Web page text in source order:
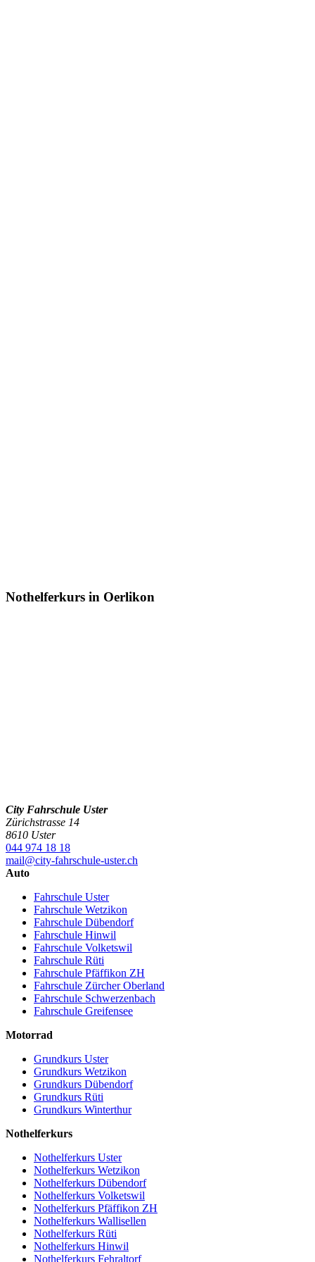
Nothelferkurs in Oerlikon
City Fahrschule Uster
Zürichstrasse 14
8610 Uster
044 974 18 18
mail@city-fahrschule-uster.ch
Auto
Fahrschule Uster
Fahrschule Wetzikon
Fahrschule Dübendorf
Fahrschule Hinwil
Fahrschule Volketswil
Fahrschule Rüti
Fahrschule Pfäffikon ZH
Fahrschule Zürcher Oberland
Fahrschule Schwerzenbach
Fahrschule Greifensee
Motorrad
Grundkurs Uster
Grundkurs Wetzikon
Grundkurs Dübendorf
Grundkurs Rüti
Grundkurs Winterthur
Nothelferkurs
Nothelferkurs Uster
Nothelferkurs Wetzikon
Nothelferkurs Dübendorf
Nothelferkurs Volketswil
Nothelferkurs Pfäffikon ZH
Nothelferkurs Wallisellen
Nothelferkurs Rüti
Nothelferkurs Hinwil
Nothelferkurs Fehraltorf